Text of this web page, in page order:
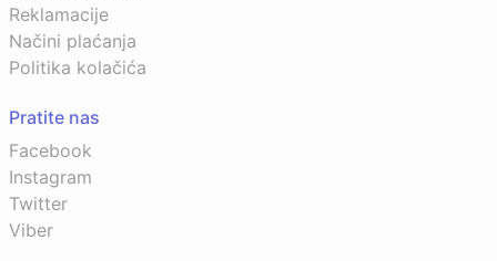
Reklamacije
Načini plaćanja
Politika kolačića
Pratite nas
Facebook
Instagram
Twitter
Viber